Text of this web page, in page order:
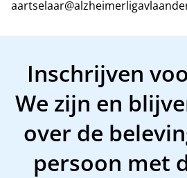
Inschrijven
We zijn en
over de
persoon met